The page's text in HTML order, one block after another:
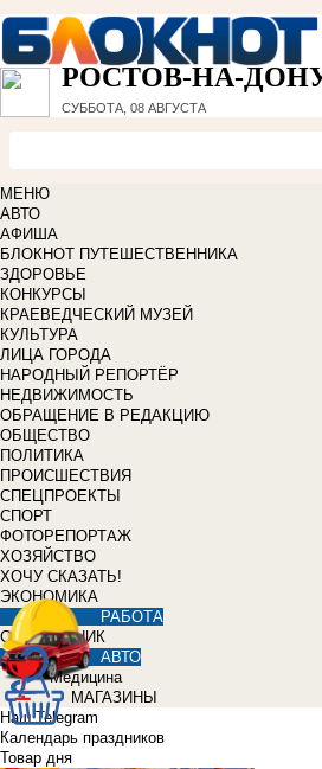
РОСТОВ-НА-
СУББОТА, 08 АВГУСТА
МЕНЮ
АВТО
АФИША
БЛОКНОТ ПУТЕШЕСТВЕННИКА
ЗДОРОВЬЕ
КОНКУРСЫ
КРАЕВЕДЧЕСКИЙ МУЗЕЙ
КУЛЬТУРА
ЛИЦА ГОРОДА
НАРОДНЫЙ РЕПОРТЁР
НЕДВИЖИМОСТЬ
ОБРАЩЕНИЕ В РЕДАКЦИЮ
ОБЩЕСТВО
ПОЛИТИКА
ПРОИСШЕСТВИЯ
СПЕЦПРОЕКТЫ
СПОРТ
ФОТОРЕПОРТАЖ
ХОЗЯЙСТВО
ХОЧУ СКАЗАТЬ!
ЭКОНОМИКА
РАБОТА
СПРАВОЧНИК
АВТО
Медицина
МАГАЗИНЫ
Наш Telegram
Календарь праздников
Товар дня